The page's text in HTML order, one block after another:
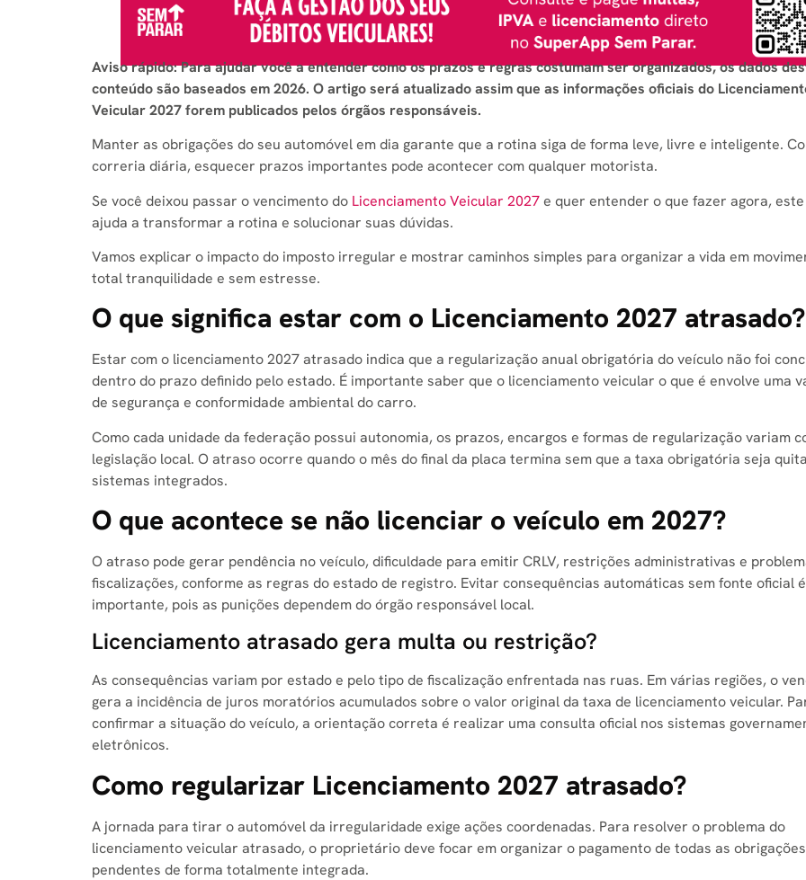
Aviso rápido: Para ajudar você a entender como os prazos e regras costumam ser organizados, os dados
conteúdo são baseados em 2026. O artigo será atualizado assim que as informações oficiais do
Veicular 2027 forem publicados pelos órgãos responsáveis.
Manter as obrigações do seu automóvel em dia garante que a rotina siga de forma leve, livre e inteligente.
correria diária, esquecer prazos importantes pode acontecer com qualquer motorista.
Se você deixou passar o vencimento do Licenciamento Veicular 2027e quer entender o que fazer agora, este
ajuda a transformar a rotina e solucionar suas dúvidas.
Vamos explicar o impacto do imposto irregular e mostrar caminhos simples para organizar a vida em
total tranquilidade e sem estresse.
O que significa estar com o Licenciamento 2027 atrasado?
Estar com o licenciamento 2027 atrasado indica que a regularização anual obrigatória do veículo não foi
dentro do prazo definido pelo estado. É importante saber que o licenciamento veicular o que é envolve uma
de segurança e conformidade ambiental do carro.
Como cada unidade da federação possui autonomia, os prazos, encargos e formas de regularização variam
legislação local. O atraso ocorre quando o mês do final da placa termina sem que a taxa obrigatória seja
sistemas integrados.
O que acontece se não licenciar o veículo em 2027?
O atraso pode gerar pendência no veículo, dificuldade para emitir CRLV, restrições administrativas e
fiscalizações, conforme as regras do estado de registro. Evitar consequências automáticas sem fonte oficial é
importante, pois as punições dependem do órgão responsável local.
Licenciamento atrasado gera multa ou restrição?
As consequências variam por estado e pelo tipo de fiscalização enfrentada nas ruas. Em várias regiões, o
gera a incidência de juros moratórios acumulados sobre o valor original da taxa de licenciamento veicular.
confirmar a situação do veículo, a orientação correta é realizar uma consulta oficial nos sistemas
eletrônicos.
Como regularizar Licenciamento 2027 atrasado?
A jornada para tirar o automóvel da irregularidade exige ações coordenadas. Para resolver o problema do
licenciamento veicular atrasado, o proprietário deve focar em organizar o pagamento de todas as obrigações
pendentes de forma totalmente integrada.